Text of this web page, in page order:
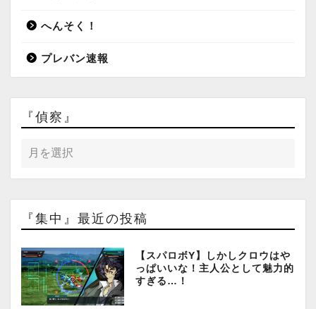
へんそく！
プレバン速報
『偵察』
『集中』最近の投稿
【スパロボY】しかしクロウはや
っぱいいな！主人公として魅力的
すぎる…！